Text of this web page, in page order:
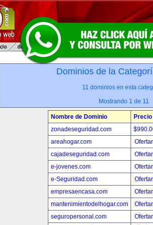
Dominios de la
11 dominios en esta
Mostrando 1 de 11
Nombre de Dominio
Precio
zonadeseguridad.com
areahogar.com
cajadeseguridad.com
e-jovenes.com
e-Seguridad.com
empresaencasa.com
mantenimientodelhogar.com
seguropersonal.com